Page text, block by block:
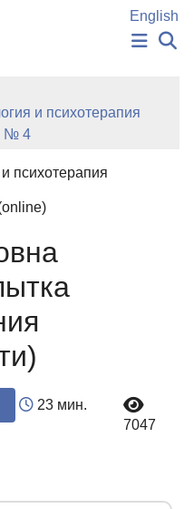
English
СЛОВА
и психотерапия
№ 4
психотерапия
23 мин.
7047